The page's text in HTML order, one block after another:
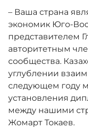
– Ваша страна
экономик Юго-
представителем
авторитетным
сообщества.
углублении
следующем году
установления
между нашими
Жомарт Токаев.